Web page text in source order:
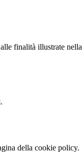
finalità illustrate nella
della cookie policy.